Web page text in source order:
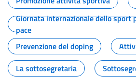
Giornata internazionale dello sport
pace
Prevenzione del doping
La sottosegretaria